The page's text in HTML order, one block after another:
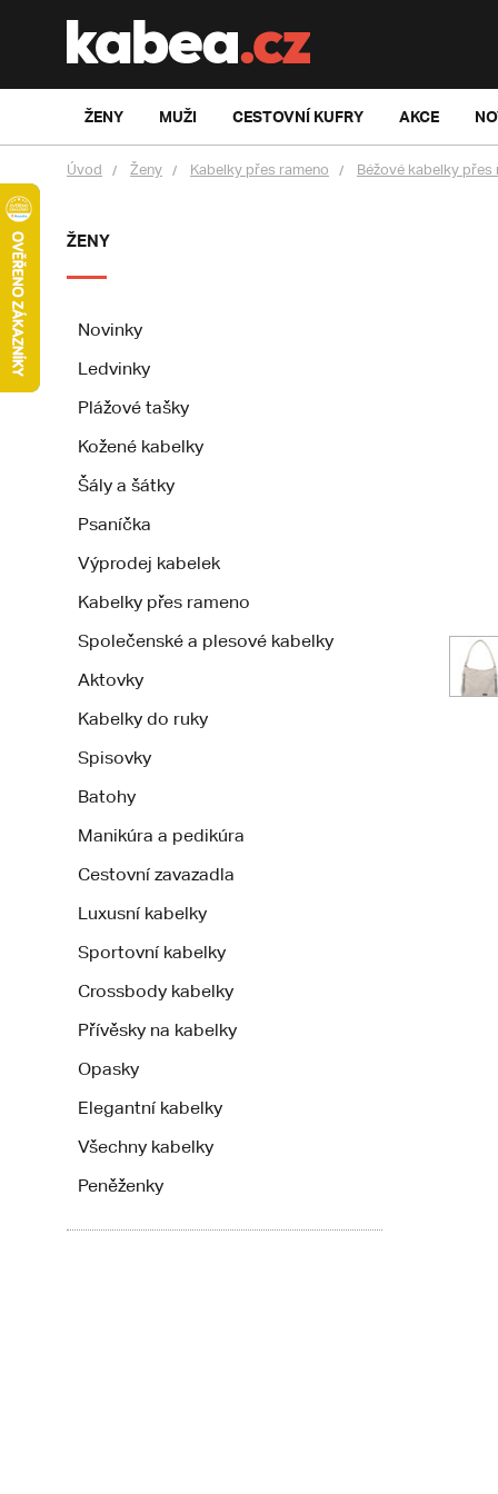
ŽENY MUŽI CESTOVNÍ KUFRY AKCE
Úvod Ženy Kabelky přes rameno Béžové kabelky přes
ŽENY
Novinky
Ledvinky
Plážové tašky
Kožené kabelky
Šály a šátky
Psaníčka
Výprodej kabelek
Kabelky přes rameno
Společenské a plesové kabelky
Aktovky
Kabelky do ruky
Spisovky
Batohy
Manikúra a pedikúra
Cestovní zavazadla
Luxusní kabelky
Sportovní kabelky
Crossbody kabelky
Přívěsky na kabelky
Opasky
Elegantní kabelky
Všechny kabelky
Peněženky